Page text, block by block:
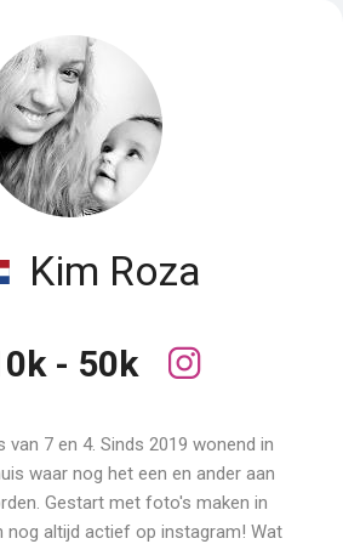
Kim Roza
- 50k
van 7 en 4. Sinds 2019 wonend in
waar nog het een en ander aan
Gestart met foto's maken in
nog altijd actief op instagram! Wat